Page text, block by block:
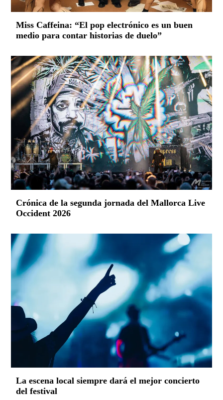
Miss Caffeina: “El pop electrónico es un buen
medio para contar historias de duelo”
Crónica de la segunda jornada del Mallorca Live
Occident 2026
La escena local siempre dará el mejor concierto
del festival